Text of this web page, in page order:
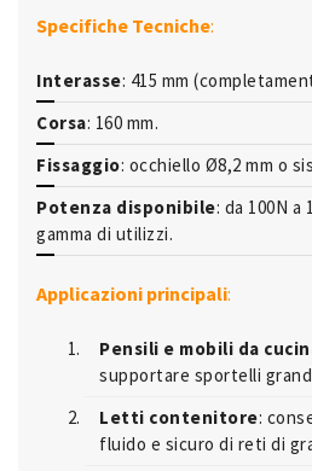
Specifiche Tecniche:
Interasse: 415 mm
Corsa: 160 mm.
Fissaggio: occhiello Ø8,2 mm o
Potenza disponibile: da 100N a
gamma di utilizzi.
Applicazioni principali:
Pensili e mobili da
supportare sportelli
Letti contenitore:
fluido e sicuro di reti di